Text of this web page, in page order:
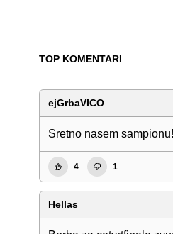
TOP KOMENTARI
ejGrbaVICO
Sretno nasem
4 1
Hellas